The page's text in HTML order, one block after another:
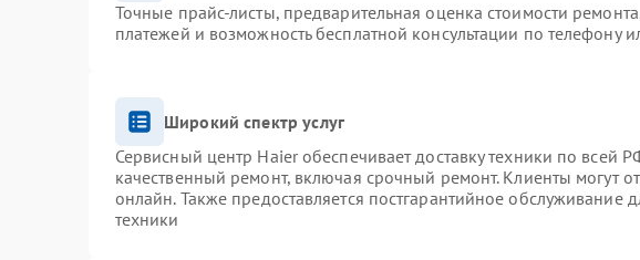
Точные прайс-листы, предварительная оценка стоимости
платежей и возможность бесплатной консультации по телефону
Широкий спектр услуг
Сервисный центр Haier обеспечивает доставку техники по всей
качественный ремонт, включая срочный ремонт. Клиенты могут
онлайн. Также предоставляется постгарантийное обслуживание
техники